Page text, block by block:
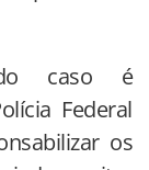
caso é
Federal
os